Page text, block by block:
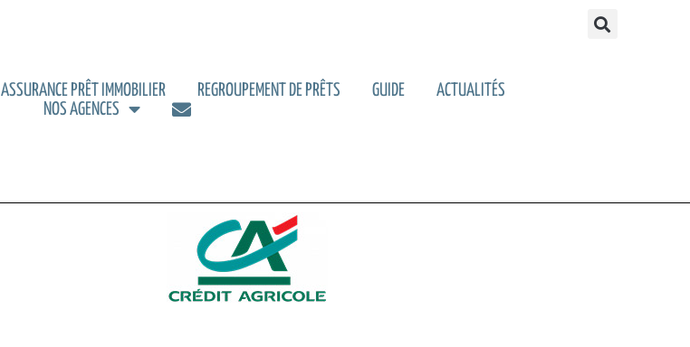
ASSURANCE PRÊT IMMOBILIER REGROUPEMENT DE PRÊTS GUIDE
ACTUALITÉS
NOS AGENCES